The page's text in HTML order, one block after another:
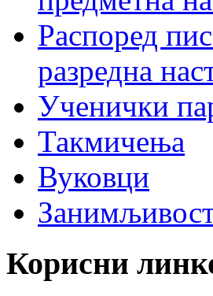
Распоред
разредна
Ученички
Такмичења
Вуковци
Корисни